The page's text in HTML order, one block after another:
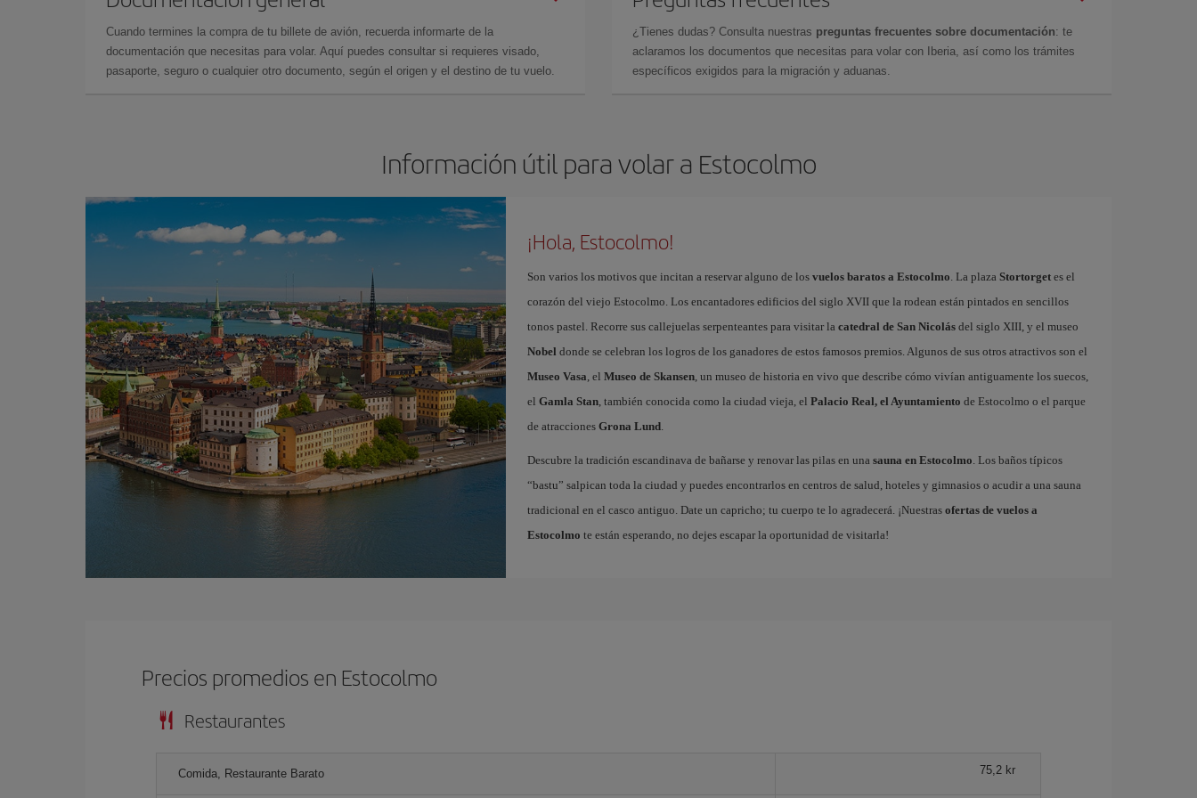
Cuando termines la compra de tu billete de avión, recuerda informarte de la
documentación que necesitas para volar. Aquí puedes consultar si requieres visado,
pasaporte, seguro o cualquier otro documento, según el origen y el destino de tu vuelo.
¿Tienes dudas? Consulta nuestras preguntas frecuentes sobre documentación: te
aclaramos los documentos que necesitas para volar con Iberia, así como los trámites
específicos exigidos para la migración y aduanas.
Información útil para volar a Estocolmo
¡Hola, Estocolmo!
Son varios los motivos que incitan a reservar alguno de los vuelos baratos a Estocolmo. La plaza Stortorgetes el
corazón del viejo Estocolmo. Los encantadores edificios del siglo XVII que la rodean están pintados en sencillos
tonos pastel. Recorre sus callejuelas serpenteantes para visitar la catedral de San Nicolásdel siglo XIII, y el museo
Nobel donde se celebran los logros de los ganadores de estos famosos premios. Algunos de sus otros atractivos son el
Museo Vasa, el Museo de Skansen, un museo de historia en vivo que describe cómo vivían antiguamente los suecos,
el Gamla Stan, también conocida como la ciudad vieja, el Palacio Real, el Ayuntamiento de Estocolmo o el parque
de atracciones Grona Lund.
Descubre la tradición escandinava de bañarse y renovar las pilas en una sauna en Estocolmo. Los baños típicos
“bastu” salpican toda la ciudad y puedes encontrarlos en centros de salud, hoteles y gimnasios o acudir a una sauna
tradicional en el casco antiguo. Date un capricho; tu cuerpo te lo agradecerá. ¡Nuestras ofertas de vuelos a
Estocolmo te están esperando, no dejes escapar la oportunidad de visitarla!
Precios promedios en Estocolmo
Restaurantes
Comida, Restaurante Barato 75,2 kr